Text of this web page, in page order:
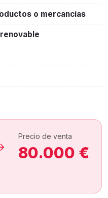
o mercancías
Precio de venta
80.000 €